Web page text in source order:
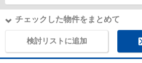
チェックした物件をまとめて
検討リストに追加